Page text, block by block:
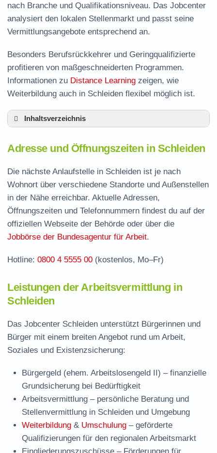
nach Branche und Qualifikationsniveau. Das Jobcenter
analysiert den lokalen Stellenmarkt und passt seine
Vermittlungsangebote entsprechend an.
Besonders Berufsrückkehrer und Geringqualifizierte
profitieren von maßgeschneiderten Programmen.
Informationen zu Distance Learning zeigen, wie
Weiterbildung auch in Schleiden flexibel möglich ist.
Inhaltsverzeichnis
Leistungen der Arbeitsvermittlung in Schleiden
Termin vereinbaren und Bürgergeld beantragen
Jobcenter Euskirchen – zuständige Stelle
Häufige Fragen rund ums Jobcenter
Adresse und Öffnungszeiten in Schleiden
Die nächste Anlaufstelle in Schleiden ist je nach
Wohnort über verschiedene Standorte und Außenstellen
in der Nähe erreichbar. Aktuelle Adressen,
Öffnungszeiten und Telefonnummern findest du auf der
offiziellen Webseite der Behörde oder über die
Jobbörse der Bundesagentur für Arbeit.
Hotline: 0800 4 5555 00 (kostenlos, Mo–Fr)
Leistungen der Arbeitsvermittlung in
Schleiden
Das Jobcenter Schleiden unterstützt Bürgerinnen und
Bürger mit einem breiten Angebot rund um Arbeit,
Soziales und Existenzsicherung:
Bürgergeld (ehem. Arbeitslosengeld II) – finanzielle
Grundsicherung bei Bedürftigkeit
Arbeitsvermittlung – persönliche Beratung und
Stellenvermittlung in Schleiden und Umgebung
Weiterbildung & Umschulung – geförderte
Qualifizierungen für den regionalen Arbeitsmarkt